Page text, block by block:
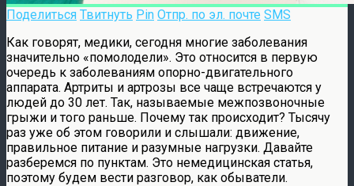
Поделиться Твитнуть Pin Отпр. по эл. почте SMS
Как говорят, медики, сегодня многие заболевания
значительно «помолодели». Это относится в первую
очередь к заболеваниям опорно-двигательного
аппарата. Артриты и артрозы все чаще встречаются у
людей до 30 лет. Так, называемые межпозвоночные
грыжи и того раньше. Почему так происходит? Тысячу
раз уже об этом говорили и слышали: движение,
правильное питание и разумные нагрузки. Давайте
разберемся по пунктам. Это немедицинская статья,
поэтому будем вести разговор, как обыватели.